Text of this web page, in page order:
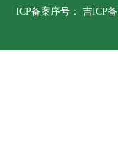
ICP备案序号： 吉ICP